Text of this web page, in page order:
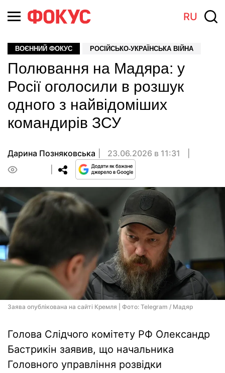
RU
ВОЄННИЙ ФОКУС РОСІЙСЬКО-УКРАЇНСЬКА ВІЙНА
Полювання на Мадяра: у
Росії оголосили в розшук
одного з найвідоміших
командирів ЗСУ
Дарина Позняковська
23.06.2026 в 11:31
Заява опублікована на сайті Кремля | Фото: Telegram / Мадяр
Голова Слідчого комітету РФ Олександр
Бастрикін заявив, що начальника
Головного управління розвідки